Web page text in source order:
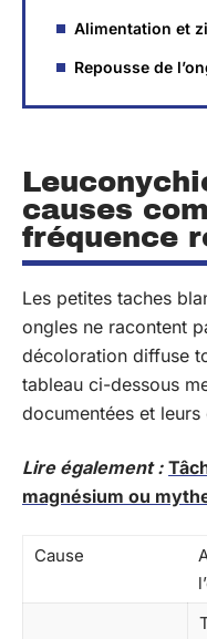
Alimentation et
Repousse de
causes
fréquence
Les petites taches
ongles ne racontent
décoloration diffuse
tableau ci-dessous
documentées et
Lire également :
magnésium ou
Cause